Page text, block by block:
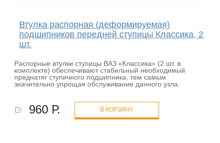
Втулка распорная (деформируемая)
подшипников передней ступицы Классика, 2
шт.
Распорные втулки ступицы ВАЗ «Классика» (2 шт. в
комплекте) обеспечивают стабильный необходимый
преднатяг ступичного подшипника, тем самым
значительно упрощая обслуживание данного узла.
960 Р. В КОРЗИНУ